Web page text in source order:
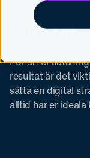
/ Tjänster
För att er
resultat är det
sätta en digital
alltid har er